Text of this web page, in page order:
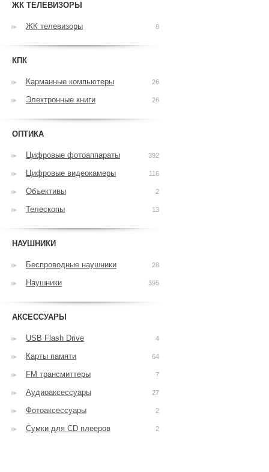
ЖК ТЕЛЕВИЗОРЫ
ЖК телевизоры 8
КПК
Карманные компьютеры 26
Электронные книги 26
ОПТИКА
Цифровые фотоаппараты 392
Цифровые видеокамеры 116
Объективы 2
Телескопы 13
НАУШНИКИ
Беспроводные наушники 28
Наушники 395
АКСЕССУАРЫ
USB Flash Drive 4
Карты памяти 64
FM трансмиттеры 7
Аудиоаксессуары 27
Фотоаксессуары 2
Сумки для CD плееров 2